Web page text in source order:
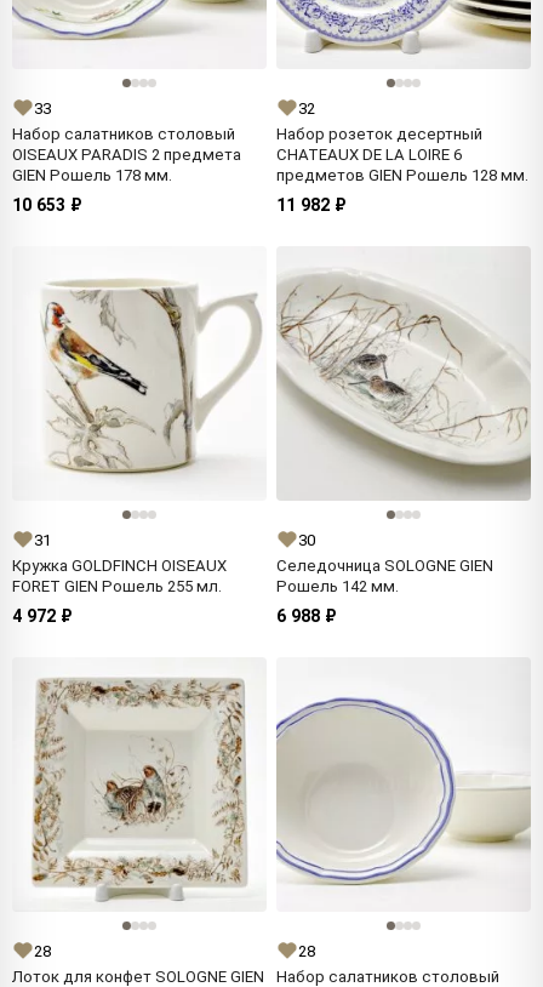
33
Набор салатников столовый
OISEAUX PARADIS 2 предмета
GIEN Рошель 178 мм.
10 653 ₽
32
Набор розеток десертный
CHATEAUX DE LA LOIRE 6
предметов GIEN Рошель 128 мм.
11 982 ₽
31
Кружка GOLDFINCH OISEAUX
FORET GIEN Рошель 255 мл.
4 972 ₽
30
Селедочница SOLOGNE GIEN
Рошель 142 мм.
6 988 ₽
28
Лоток для конфет SOLOGNE GIEN
28
Набор салатников столовый